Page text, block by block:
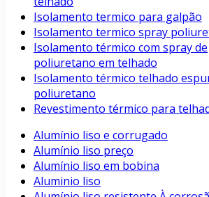
Isolamento termico para galpão
Isolamento termico spray
Isolamento térmico com spray de
poliuretano em telhado
Isolamento térmico telhado
poliuretano
Revestimento térmico para
Alumínio liso e corrugado
Alumínio liso preço
Alumínio liso em bobina
Aluminio liso